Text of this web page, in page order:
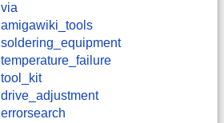
via
amigawiki_tools
soldering_equipment
temperature_failure
tool_kit
drive_adjustment
errorsearch